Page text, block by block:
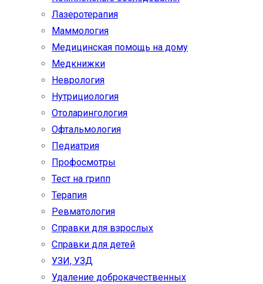
Лазеротерапия
Маммология
Медицинская помощь на дому
Медкнижки
Неврология
Нутрициология
Отоларингология
Офтальмология
Педиатрия
Профосмотры
Тест на грипп
Терапия
Ревматология
Справки для взрослых
Справки для детей
УЗИ, УЗД
Удаление доброкачественных